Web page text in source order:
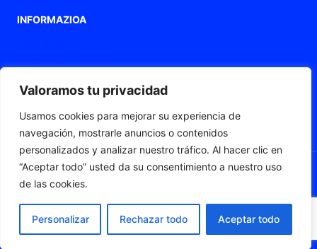
Valoramos tu privacidad
Usamos cookies para mejorar su experiencia de
navegación, mostrarle anuncios o contenidos
personalizados y analizar nuestro tráfico. Al hacer clic en
“Aceptar todo” usted da su consentimiento a nuestro uso
de las cookies.
Personalizar Rechazar todo Aceptar todo
INFORMAZIOA
Irisgarritasun-adierazpena
Web mapa
© 2026 Fleximat